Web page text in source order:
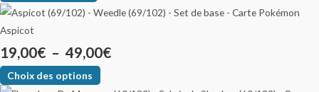
Aspicot
19,00€ – 49,00€
Choix des options